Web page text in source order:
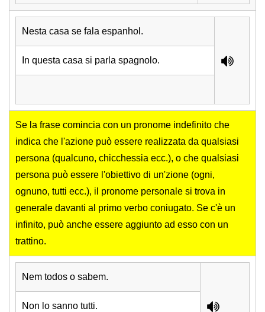
Nesta casa se fala espanhol.
In questa casa si parla spagnolo.
Se la frase comincia con un pronome indefinito che
indica che l'azione può essere realizzata da qualsiasi
persona (qualcuno, chicchessia ecc.), o che qualsiasi
persona può essere l'obiettivo di un'zione (ogni,
ognuno, tutti ecc.), il pronome personale si trova in
generale davanti al primo verbo coniugato. Se c'è un
infinito, può anche essere aggiunto ad esso con un
trattino.
Nem todos o sabem.
Non lo sanno tutti.